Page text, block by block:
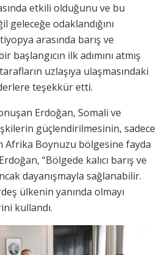
etkili olduğunu ve bu
geleceğe odaklandığını
arasında barış ve
başlangıcın ilk adımını atmış
uzlaşıya ulaşmasındaki
teşekkür etti.
Erdoğan, Somali ve
güçlendirilmesinin, sadece
Afrika Boynuzu bölgesine fayda
“Bölgede kalıcı barış ve
dayanışmayla sağlanabilir.
ülkenin yanında olmayı
kullandı.